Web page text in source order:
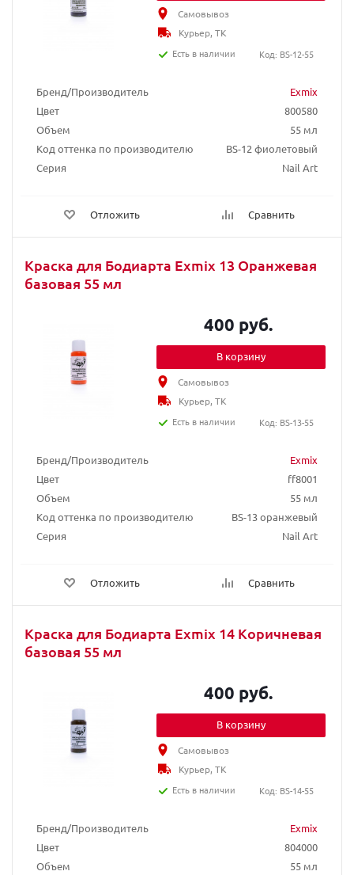
Бренд/Производитель
Exmix
Цвет
800580
Объем
55 мл
Код оттенка по производителю
BS-12 фиолетовый
Серия
Nail Art
Отложить Сравнить
Самовывоз
Курьер, ТК
Есть в наличии
Код: BS-12-55
Краска для Бодиарта Exmix 13 Оранжевая
базовая 55 мл
Бренд/Производитель
Exmix
Цвет
ff8001
Объем
55 мл
Код оттенка по производителю
BS-13 оранжевый
Серия
Nail Art
Отложить Сравнить
400 руб.
В корзину
Самовывоз
Курьер, ТК
Есть в наличии
Код: BS-13-55
Краска для Бодиарта Exmix 14 Коричневая
базовая 55 мл
Бренд/Производитель
Exmix
Цвет
804000
Объем
55 мл
400 руб.
В корзину
Самовывоз
Курьер, ТК
Есть в наличии
Код: BS-14-55